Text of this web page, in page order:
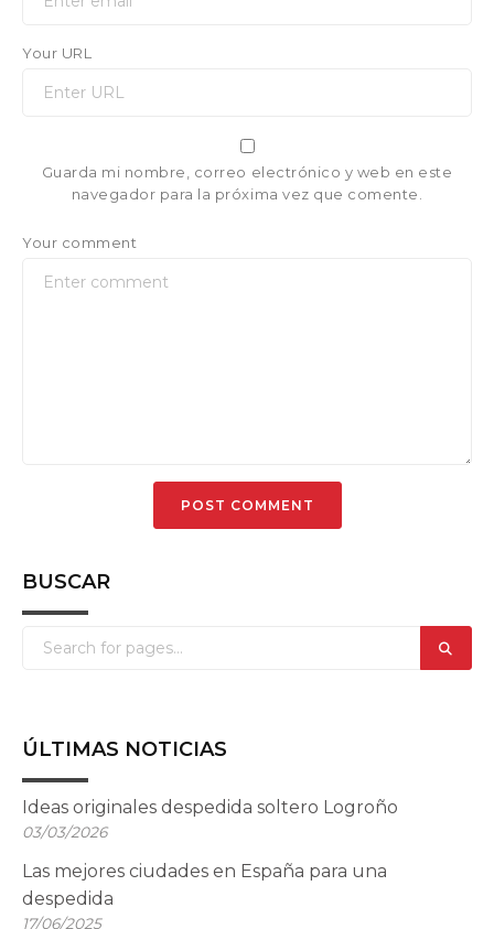
Your URL
Guarda mi nombre, correo electrónico y web en este
navegador para la próxima vez que comente.
Your comment
BUSCAR
ÚLTIMAS NOTICIAS
Ideas originales despedida soltero Logroño
03/03/2026
Las mejores ciudades en España para una
despedida
17/06/2025